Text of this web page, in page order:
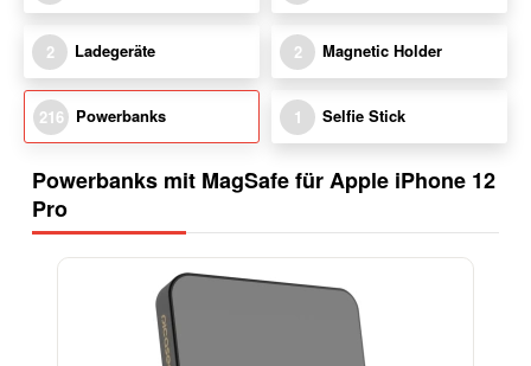
2 Ladegeräte 2 Magnetic Holder
216 Powerbanks 1 Selfie Stick
Powerbanks mit MagSafe für Apple iPhone 12
Pro